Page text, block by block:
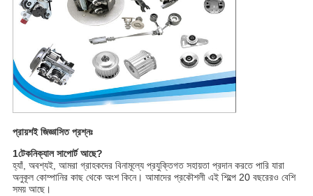
প্রায়শই জিজ্ঞাসিত প্রশ্নঃ
1টেকনিক্যাল সাপোর্ট আছে?
হ্যাঁ, অবশ্যই, আমরা গ্রাহকদের বিনামূল্যে প্রযুক্তিগত সহায়তা প্রদান করতে পারি যারা
অনুকূল কোম্পানির কাছ থেকে অংশ কিনে। আমাদের প্রকৌশলী এই শিল্পে 20 বছরেরও বেশি
সময় আছে।